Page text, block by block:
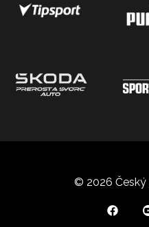
© 2026 Český